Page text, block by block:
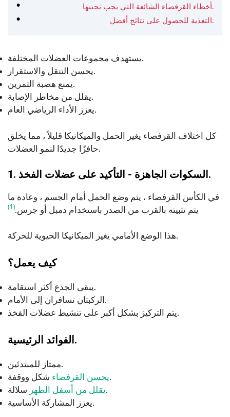
أخطاء القرفصاء الشائعة التي يجب تجنبها.
التغذية للحصول على نتائج أفضل.
يستهدف مجموعات العضلات المختلفة.
يحسن التنقل والاستقرار.
يمنع هضبة التمرين.
يقلل من مخاطر الإصابة.
يعزز الأداء الرياضي العام.
كل اختلاف القرفصاء يغير الحمل والميكانيكا قليلاً ، مما يخلق
حافزًا جديدًا لنمو العضلات.
1. السكوات الجاهزة - التأكيد على عضلات الفخذ.
في الكأس القرفصاء ، يتم وضع الحمل أمام الجسم ، وعادة ما
يتم تثبيته بالقرب من الصدر باستخدام دمبل أو جرس.(1)
هذا الوضع الأمامي يغير الميكانيكا الحيوية للحركة.
كيف يعمل؟
يبقى الجذع أكثر استقامة.
الركبتان تسافران إلى الأمام.
يتم التركيز بشكل أكبر على تنشيط عضلات الفخذ.
الفوائد الرئيسية.
ممتاز للمبتدئين.
يحسن القرفصاءشكل ووقفة.
يقلل من أسفل الظهرسلالة.
يعزز المشاركة الأساسية.